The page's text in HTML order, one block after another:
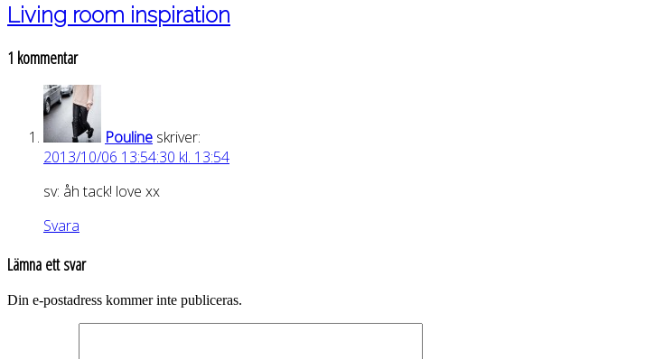
Living room inspiration
1 kommentar
Pouline skriver:
2013/10/06 13:54:30 kl. 13:54
sv: åh tack! love xx
Svara
Lämna ett svar
Din e-postadress kommer inte publiceras.